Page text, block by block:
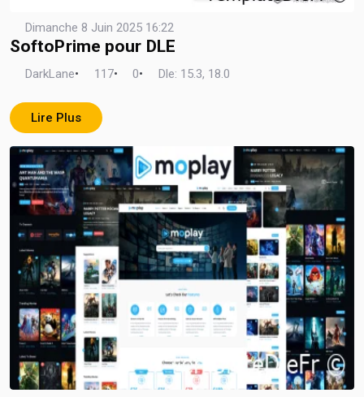
Dimanche 8 Juin 2025 16:22
SoftoPrime pour DLE
DarkLane• 117• 0• Dle: 15.3, 18.0
Lire Plus